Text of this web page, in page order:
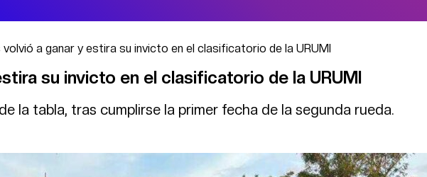
volvió a ganar y estira su invicto en el clasificatorio de la URUMI
su invicto en el clasificatorio de la URUMI
la tabla, tras cumplirse la primer fecha de la segunda rueda.